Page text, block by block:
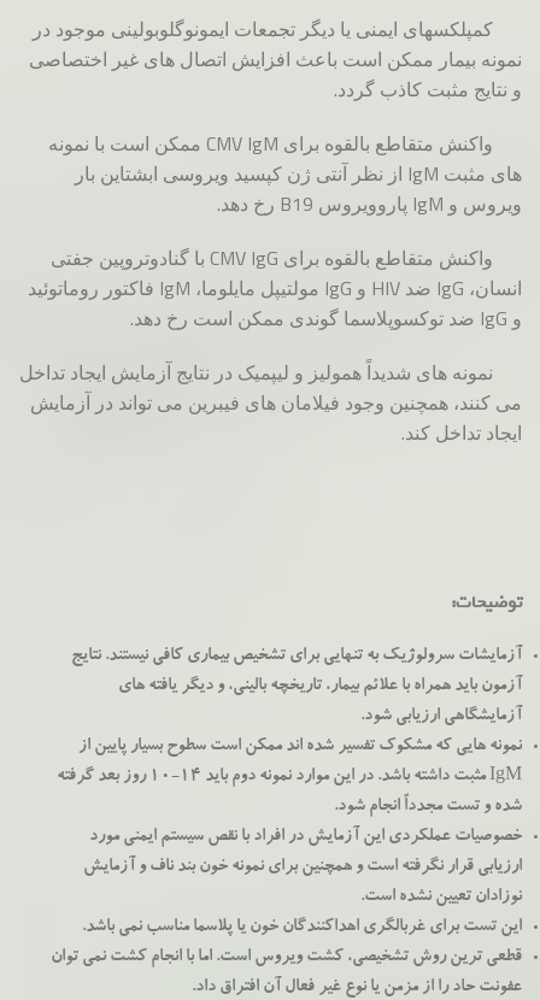
کمپلکسهای ایمنی یا دیگر تجمعات ایمونوگلوبولینی موجود در
نمونه بیمار ممکن است باعث افزایش اتصال های غیر اختصاصی
و نتایج مثبت کاذب گردد.
واکنش متقاطع بالقوه برای CMV IgM ممکن است با نمونه
های مثبت IgM از نظر آنتی ژن کپسید ویروسی ابشتاین بار
ویروس و IgM پاروویروس B19 رخ دهد.
واکنش متقاطع بالقوه برای CMV IgG با گنادوتروپین جفتی
انسان، IgG ضد HIV و IgG مولتیپل مایلوما، IgM فاکتور روماتوئید
و IgG ضد توکسوپلاسما گوندی ممکن است رخ دهد.
نمونه های شدیداً همولیز و لیپمیک در نتایج آزمایش ایجاد تداخل
می کنند، همچنین وجود فیلامان های فیبرین می تواند در آزمایش
ایجاد تداخل کند.
توضیحات:
آزمایشات سرولوژیک به تنهایی برای تشخیص بیماری کافی نیستند. نتایج
آزمون باید همراه با علائم بیمار، تاریخچه بالینی، و دیگر یافته های
آزمایشگاهی ارزیابی شود.
نمونه هایی که مشکوک تفسیر شده اند ممکن است سطوح بسیار پایین از
IgM مثبت داشته باشد. در این موارد نمونه دوم باید 14-10 روز بعد گرفته
شده و تست مجدداً انجام شود.
خصوصیات عملکردی این آزمایش در افراد با نقص سیستم ایمنی مورد
ارزیابی قرار نگرفته است و همچنین برای نمونه خون بند ناف و آزمایش
نوزادان تعیین نشده است.
این تست برای غربالگری اهداکنندگان خون یا پلاسما مناسب نمی باشد.
قطعی ترین روش تشخیصی، کشت ویروس است. اما با انجام کشت نمی توان
عفونت حاد را از مزمن یا نوع غیر فعال آن افتراق داد.